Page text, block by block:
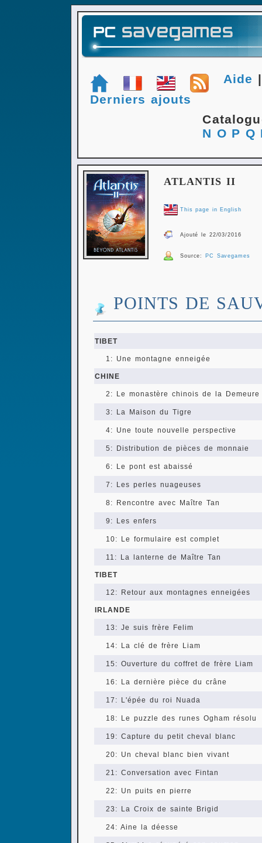
Aide
Derniers ajouts
N O P Q
ATLANTIS II
This page in English
Ajouté le 22/03/2016
Source: PC Savegames
POINTS DE
TIBET
1: Une montagne enneigée
CHINE
2: Le monastère chinois de la
3: La Maison du Tigre
4: Une toute nouvelle perspective
5: Distribution de pièces de monnaie
6: Le pont est abaissé
7: Les perles nuageuses
8: Rencontre avec Maître Tan
9: Les enfers
10: Le formulaire est complet
11: La lanterne de Maître Tan
TIBET
12: Retour aux montagnes enneigées
IRLANDE
13: Je suis frère Felim
14: La clé de frère Liam
15: Ouverture du coffret de frère Liam
16: La dernière pièce du crâne
17: L'épée du roi Nuada
18: Le puzzle des runes Ogham résolu
19: Capture du petit cheval blanc
20: Un cheval blanc bien vivant
21: Conversation avec Fintan
22: Un puits en pierre
23: La Croix de sainte Brigid
24: Aine la déesse